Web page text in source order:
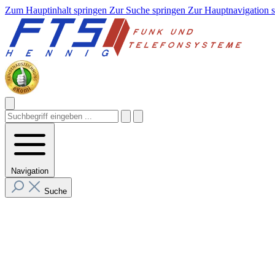
Zum Hauptinhalt springen Zur Suche springen Zur Hauptnavigation
Navigation
Suche